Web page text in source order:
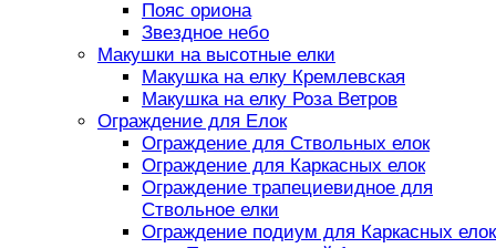
Пояс ориона
Звездное небо
Макушки на высотные елки
Макушка на елку Кремлевская
Макушка на елку Роза Ветров
Ограждение для Елок
Ограждение для Ствольных елок
Ограждение для Каркасных елок
Ограждение трапециевидное для
Ствольное елки
Ограждение подиум для Каркасных елок